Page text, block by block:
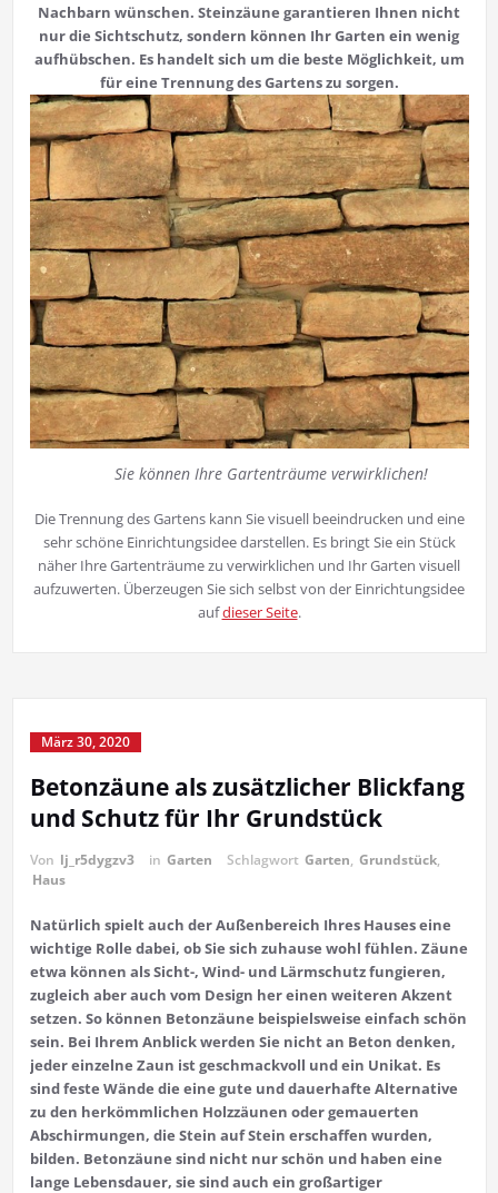
Nachbarn wünschen. Steinzäune garantieren Ihnen nicht
nur die Sichtschutz, sondern können Ihr Garten ein wenig
aufhübschen. Es handelt sich um die beste Möglichkeit, um
für eine Trennung des Gartens zu sorgen.
Sie können Ihre Gartenträume verwirklichen!
Die Trennung des Gartens kann Sie visuell beeindrucken und eine
sehr schöne Einrichtungsidee darstellen. Es bringt Sie ein Stück
näher Ihre Gartenträume zu verwirklichen und Ihr Garten visuell
aufzuwerten. Überzeugen Sie sich selbst von der Einrichtungsidee
aufdieser Seite.
März 30, 2020
Betonzäune als zusätzlicher Blickfang
und Schutz für Ihr Grundstück
Von lj_r5dygzv3 in Garten Schlagwort Garten, Grundstück,
Haus
Natürlich spielt auch der Außenbereich Ihres Hauses eine
wichtige Rolle dabei, ob Sie sich zuhause wohl fühlen. Zäune
etwa können als Sicht-, Wind- und Lärmschutz fungieren,
zugleich aber auch vom Design her einen weiteren Akzent
setzen. So können Betonzäune beispielsweise einfach schön
sein. Bei Ihrem Anblick werden Sie nicht an Beton denken,
jeder einzelne Zaun ist geschmackvoll und ein Unikat. Es
sind feste Wände die eine gute und dauerhafte Alternative
zu den herkömmlichen Holzzäunen oder gemauerten
Abschirmungen, die Stein auf Stein erschaffen wurden,
bilden. Betonzäune sind nicht nur schön und haben eine
lange Lebensdauer, sie sind auch ein großartiger